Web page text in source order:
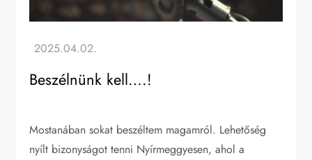
Beszélnünk kell….!
Mostanában sokat beszéltem magamról. Lehetőség
nyílt bizonyságot tenni Nyírmeggyesen, ahol a